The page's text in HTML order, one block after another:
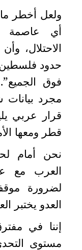
ولعل أخطر
أي عاصمة
الاحتلال،
حدود
فوق
مجرد
قرار عربي
قطر ومعها
نحن أمام
العرب مع
لضرورة
العدو يختبر
إننا في
مستوى